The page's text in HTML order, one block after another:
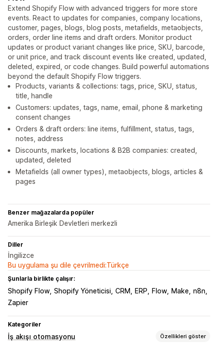
Extend Shopify Flow with advanced triggers for more store
events. React to updates for companies, company locations,
customer, pages, blogs, blog posts, metafields, metaobjects,
orders, order line items and draft orders. Monitor product
updates or product variant changes like price, SKU, barcode,
or unit price, and track discount events like created, updated,
deleted, expired, or code changes. Build powerful automations
beyond the default Shopify Flow triggers.
Products, variants & collections: tags, price, SKU, status,
title, handle
Customers: updates, tags, name, email, phone & marketing
consent changes
Orders & draft orders: line items, fulfillment, status, tags,
notes, address
Discounts, markets, locations & B2B companies: created,
updated, deleted
Metafields (all owner types), metaobjects, blogs, articles &
pages
Benzer mağazalarda popüler
Amerika Birleşik Devletleri merkezli
Diller
İngilizce
Bu uygulama şu dile çevrilmedi:Türkçe
Şunlarla birlikte çalışır:
Shopify Flow Shopify Yöneticisi CRM ERP Flow Make n8n
Zapier
Kategoriler
İş akışı otomasyonu Özellikleri göster